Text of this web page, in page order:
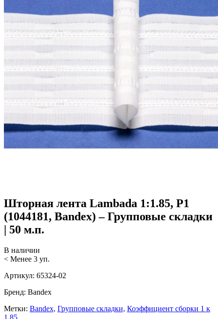
Шторная лента Lambada 1:1.85, P1
(1044181, Bandex) – Групповые складки
| 50 м.п.
В наличии
< Менее 3 уп.
Артикул: 65324-02
Бренд: Bandex
Метки: Bandex, Групповые складки, Коэффициент сборки 1 к
1,85